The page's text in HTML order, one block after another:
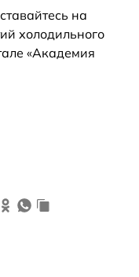
на
холодильного
«Академия